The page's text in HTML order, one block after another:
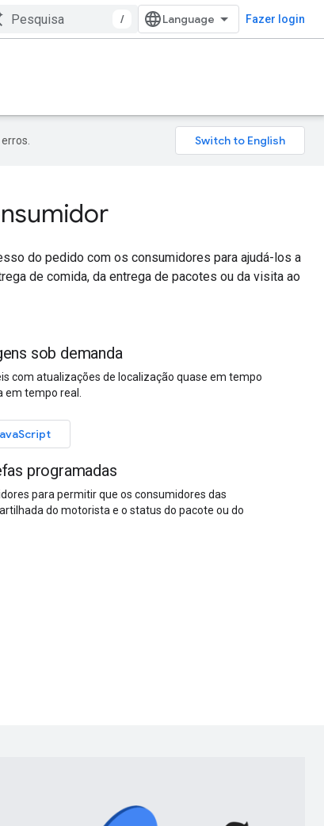
/ Fazer login
do pedido com os consumidores para ajudá-los a
de comida, da entrega de pacotes ou da visita ao
sob demanda
com atualizações de localização quase em tempo
tempo real.
programadas
para permitir que os consumidores das
do motorista e o status do pacote ou do